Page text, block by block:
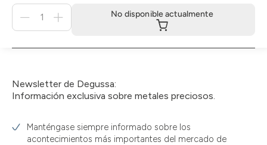
No
actualmente
No disponible actualmente
Newsletter de Degussa:
Información exclusiva sobre metales preciosos.
Manténgase siempre informado sobre los
acontecimientos más importantes del mercado de